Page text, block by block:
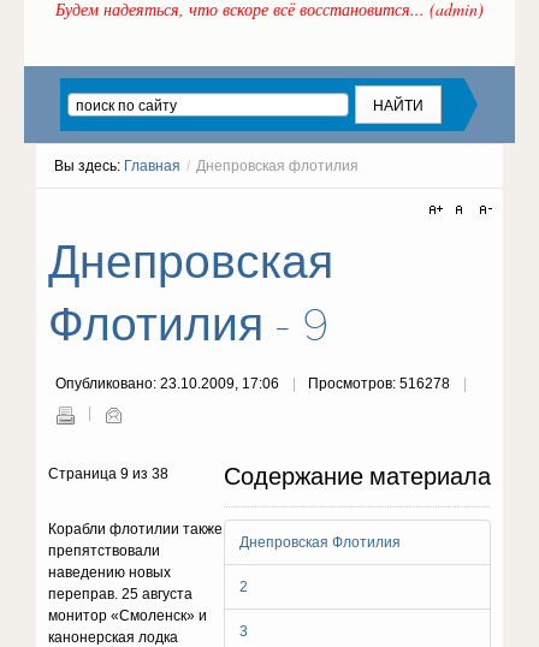
Будем надеяться, что вскоре всё восстановится... (admin)
Вы здесь: Главная / Днепровская флотилия
Днепровская
Флотилия - 9
Опубликовано: 23.10.2009, 17:06 Просмотров: 516278
Содержание материала
Днепровская Флотилия
2
3
Страница 9 из 38
Корабли флотилии также
препятствовали
наведению новых
переправ. 25 августа
монитор «Смоленск» и
канонерская лодка